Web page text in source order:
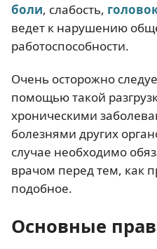
боли, слабость,
ведет к нарушению
работоспособности.
Очень осторожно
помощью такой
хроническими
болезнями других
случае необходимо
врачом перед тем, как
подобное.
Основные